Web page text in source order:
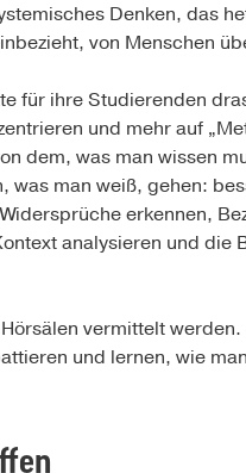
Denken, das
von Menschen
für ihre Studierenden
und mehr auf
dem, was man wissen
man weiß, gehen:
erkennen,
analysieren und die
vermittelt
und lernen, wie